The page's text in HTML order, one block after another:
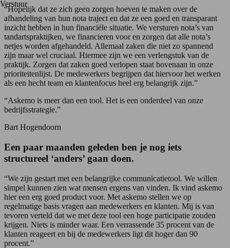
Verstuur
“Hopelijk dat ze zich geen zorgen hoeven te maken over de
afhandeling van hun nota traject en dat ze een goed en transparant
inzicht hebben in hun financiële situatie. We versturen nota’s van
tandartspraktijken, we financieren voor en zorgen dat alle nota’s
netjes worden afgehandeld. Allemaal zaken die niet zo spannend
zijn maar wel cruciaal. Hiermee zijn we een verlengstuk van de
praktijk. Zorgen dat zaken goed verlopen staat bovenaan in onze
prioriteitenlijst. De medewerkers begrijpen dat hiervoor het werken
als een hecht team en klantenfocus heel erg belangrijk zijn.”
“Askemo is meer dan een tool. Het is een onderdeel van onze
bedrijfsstrategie.”
Bart Hogendoorn
Een paar maanden geleden ben je nog iets
structureel ‘anders’ gaan doen.
“We zijn gestart met een belangrijke communicatietool. We willen
simpel kunnen zien wat mensen ergens van vinden. Ik vind askemo
hier een erg goed product voor. Met askemo stellen we op
regelmatige basis vragen aan medewerkers en klanten. Mij is van
tevoren verteld dat we met deze tool een hoge participatie zouden
krijgen. Niets is minder waar. Een verrassende 35 procent van de
klanten reageert en bij de medewerkers ligt dit hoger dan 90
procent.”